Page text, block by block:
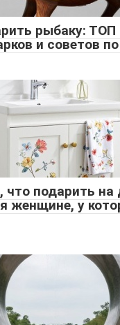
рыбаку: ТОП
и советов
что подарить на
женщине, у